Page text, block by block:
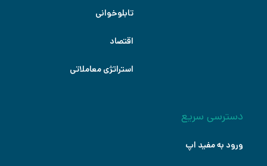
تابلوخوانی
اقتصاد
استراتژی معاملاتی
دسترسی سریع
ورود به مفید اپ